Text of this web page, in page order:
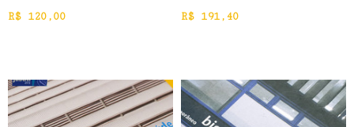
R$ 120,00
R$ 191,40